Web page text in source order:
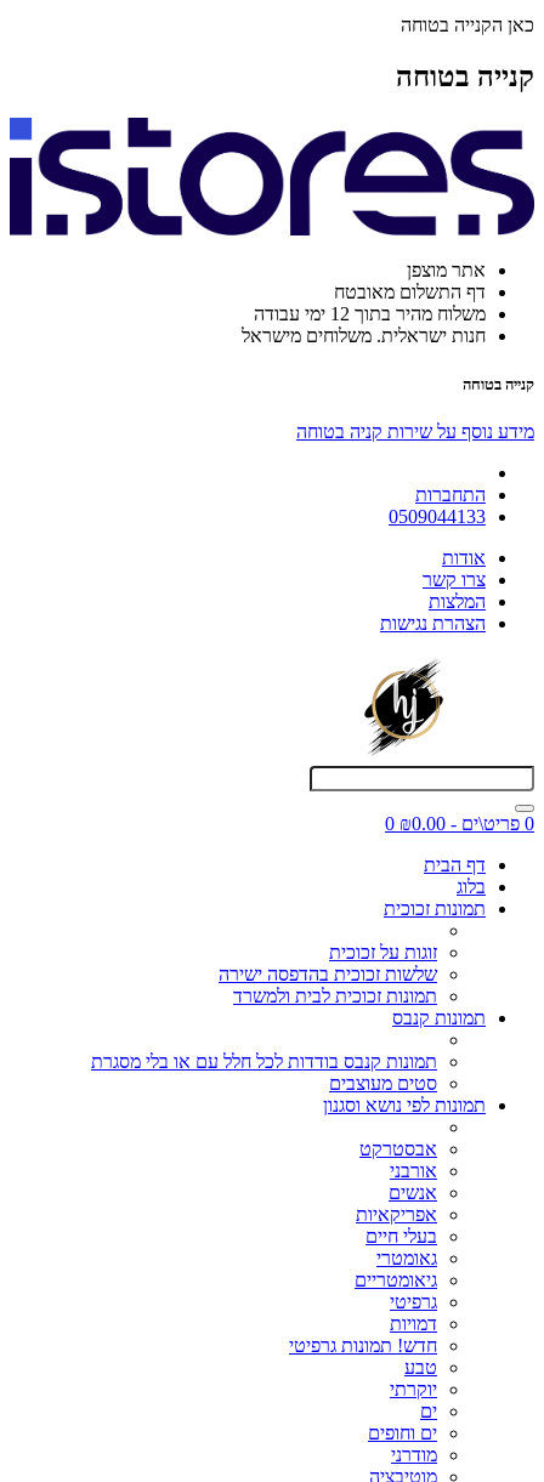
כאן הקנייה בטוחה
קנייה בטוחה
אתר מוצפן
דף התשלום מאובטח
משלוח מהיר בתוך 12 ימי עבודה
חנות ישראלית. משלוחים מישראל
קנייה בטוחה
מידע נוסף על שירות קניה בטוחה
התחברות
0509044133
אודות
צרו קשר
המלצות
הצהרת נגישות
0 פריט\ים - ₪0.00
0
דף הבית
בלוג
תמונות זכוכית
זוגות על זכוכית
שלשות זכוכית בהדפסה ישירה
תמונות זכוכית לבית ולמשרד
תמונות קנבס
תמונות קנבס בודדות לכל חלל עם או בלי מסגרת
סטים מעוצבים
תמונות לפי נושא וסגנון
אבסטרקט
אורבני
אנשים
אפריקאיות
בעלי חיים
גאומטרי
גיאומטריים
גרפיטי
דמויות
חדש! תמונות גרפיטי
טבע
יוקרתי
ים
ים וחופים
מודרני
מוטיבציה